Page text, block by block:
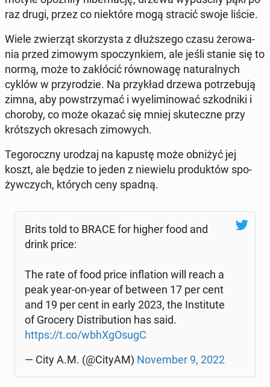
raz drugi, przez co nie­któ­re mogą stracić swoje liście.
Wiele zwie­rząt sko­rzy­sta z dłuż­sze­go czasu że­ro­wa­
nia przed zimowym spo­czyn­kiem, ale jeśli stanie się to
normą, może to za­kłó­cić rów­no­wa­gę na­tu­ral­nych
cyklów w przy­ro­dzie. Na przy­kład drzewa po­trze­bu­ją
zimna, aby po­wstrzy­mać i wy­eli­mi­no­wać szkod­ni­ki i
choroby, co może okazać się mniej sku­tecz­ne przy
krót­szych okre­sach zi­mo­wych.
Te­go­rocz­ny urodzaj na kapustę może obniżyć jej
koszt, ale będzie to jeden z nie­wie­lu pro­duk­tów spo­
żyw­czych, których ceny spadną.
Brits told to BRACE for higher food and
drink price:
The rate of food price in­fla­tion will reach a
peak year-on-year of between 17 per cent
and 19 per cent in early 2023, the In­sti­tu­te
of Grocery Di­stri­bu­tion has said.
https://t.co/wbhXgO­sugC
— City A.M. (@CityAM) No­vem­ber 9, 2022